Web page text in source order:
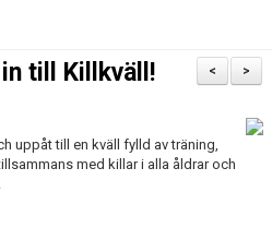
>
<
till Killkväll!
uppåt till en kväll fylld av träning,
med killar i alla åldrar och